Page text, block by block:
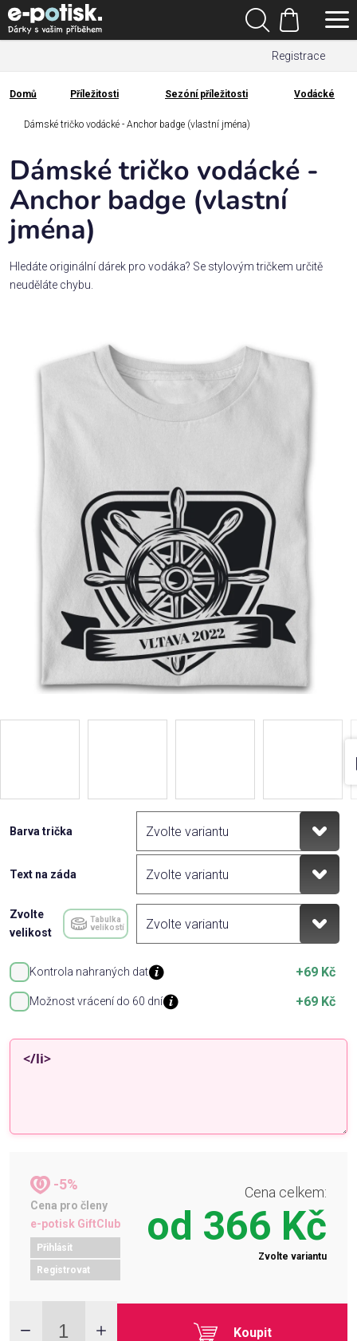
Přejít
na
obsah
Registrace
Hledat
Nákupní
košík
Kategorie
Dárek
pro
Rodina
Láska
Domů
Domů Příležitosti Sezóní příležitosti Vodácké
Dámské tričko vodácké - Anchor badge (vlastní jména)
Barva trička
Text na záda
Zvolte
velikost
Tabulka
velikostí
Kontrola nahraných dat +69 Kč
Možnost vrácení do 60 dní +69 Kč
-5%
Cena pro členy
e-potisk GiftClub
Přihlásit
Registrovat
Cena celkem:
od 366 Kč
Zvolte variantu
Koupit
Dámské tričko vodácké -
Anchor badge (vlastní
jména)
Hledáte originální dárek pro vodáka? Se stylovým tričkem určitě
neuděláte chybu.